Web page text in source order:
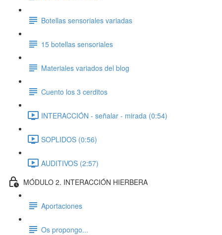
Botellas sensoriales variadas
15 botellas sensoriales
Materiales variados del blog
Cuento los 3 cerditos
INTERACCIÓN - señalar - mirada (0:54)
SOPLIDOS (0:56)
AUDITIVOS (2:57)
MÓDULO 2. INTERACCIÓN HIERBERA
Aportaciones
Os propongo...